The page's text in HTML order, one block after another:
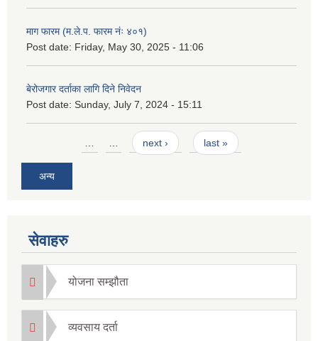
माग फारम (म.ले.प. फारम नंः ४०१)
Post date: Friday, May 30, 2025 - 11:06
बेरोजगार दर्ताका लागि दिने निवेदन
Post date: Sunday, July 7, 2024 - 15:11
… … next › last »
अन्य
सेवाहरु
योजना सम्झौता
व्यवसाय दर्ता